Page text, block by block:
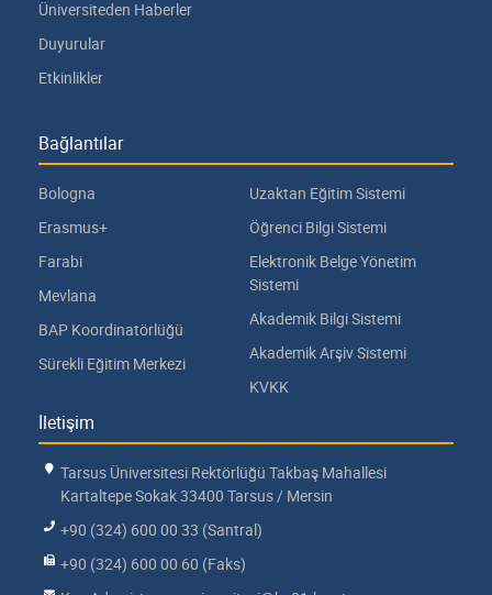
Üniversiteden Haberler
Duyurular
Etkinlikler
Bağlantılar
Bologna
Erasmus+
Farabi
Mevlana
BAP Koordinatörlüğü
Sürekli Eğitim Merkezi
Uzaktan Eğitim Sistemi
Öğrenci Bilgi Sistemi
Elektronik Belge Yönetim
Sistemi
Akademik Bilgi Sistemi
Akademik Arşiv Sistemi
KVKK
İletişim
Tarsus Üniversitesi Rektörlüğü Takbaş Mahallesi
Kartaltepe Sokak 33400 Tarsus / Mersin
+90 (324) 600 00 33 (Santral)
+90 (324) 600 00 60 (Faks)